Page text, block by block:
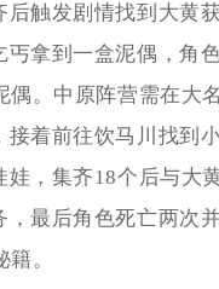
后触发剧情找到大黄
丐拿到一盒泥偶，角
偶。中原阵营需在大
接着前往饮马川找到
娃，集齐18个后与大
，最后角色死亡两次
。